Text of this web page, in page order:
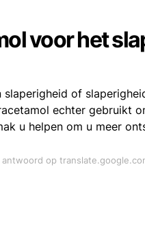
voor het
of
echter gebruikt
u helpen om u meer
antwoord op